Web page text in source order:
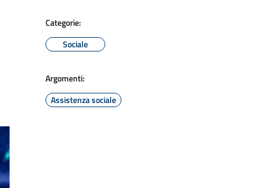
Categorie:
Sociale
Argomenti:
Assistenza sociale